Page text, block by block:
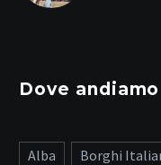
Dove
Alba Borghi